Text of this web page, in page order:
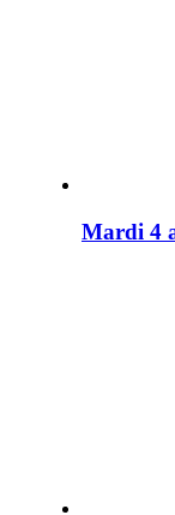
Mardi 4